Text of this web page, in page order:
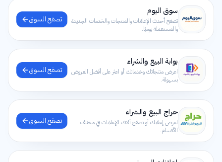
تصفح السوق
سوق اليوم
تصفح أحدث الإعلانات والمنتجات والخدمات الجديدة
والمستعملة يوميًا.
تصفح السوق
بوابة البيع والشراء
اعرض منتجاتك وخدماتك أو اعثر على أفضل العروض
بسهولة.
تصفح السوق
حراج البيع والشراء
اعرض إعلانك أو تصفح آلاف الإعلانات في مختلف
الأقسام.